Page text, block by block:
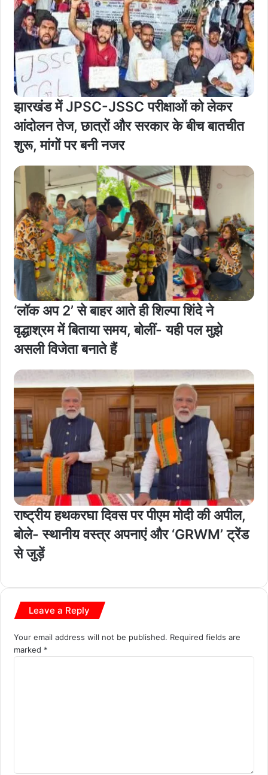
झारखंड में JPSC-JSSC परीक्षाओं को लेकर
आंदोलन तेज, छात्रों और सरकार के बीच बातचीत
शुरू, मांगों पर बनी नजर
‘लॉक अप 2’ से बाहर आते ही शिल्पा शिंदे ने
वृद्धाश्रम में बिताया समय, बोलीं- यही पल मुझे
असली विजेता बनाते हैं
राष्ट्रीय हथकरघा दिवस पर पीएम मोदी की अपील,
बोले- स्थानीय वस्त्र अपनाएं और ‘GRWM’ ट्रेंड
से जुड़ें
Leave a Reply
Your email address will not be published. Required fields are
marked *